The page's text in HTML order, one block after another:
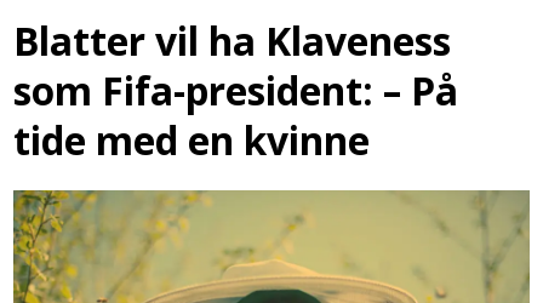
Blatter vil ha Klaveness
som Fifa-president: – På
tide med en kvinne